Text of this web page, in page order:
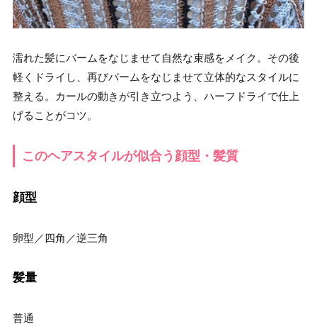
濡れた髪にバームをなじませて自然な束感をメイク。その後
軽くドライし、再びバームをなじませて立体的なスタイルに
整える。カールの動きが引き立つよう、ハーフドライで仕上
げることがコツ。
このヘアスタイルが似合う顔型・髪質
顔型
卵型／四角／逆三角
髪量
普通